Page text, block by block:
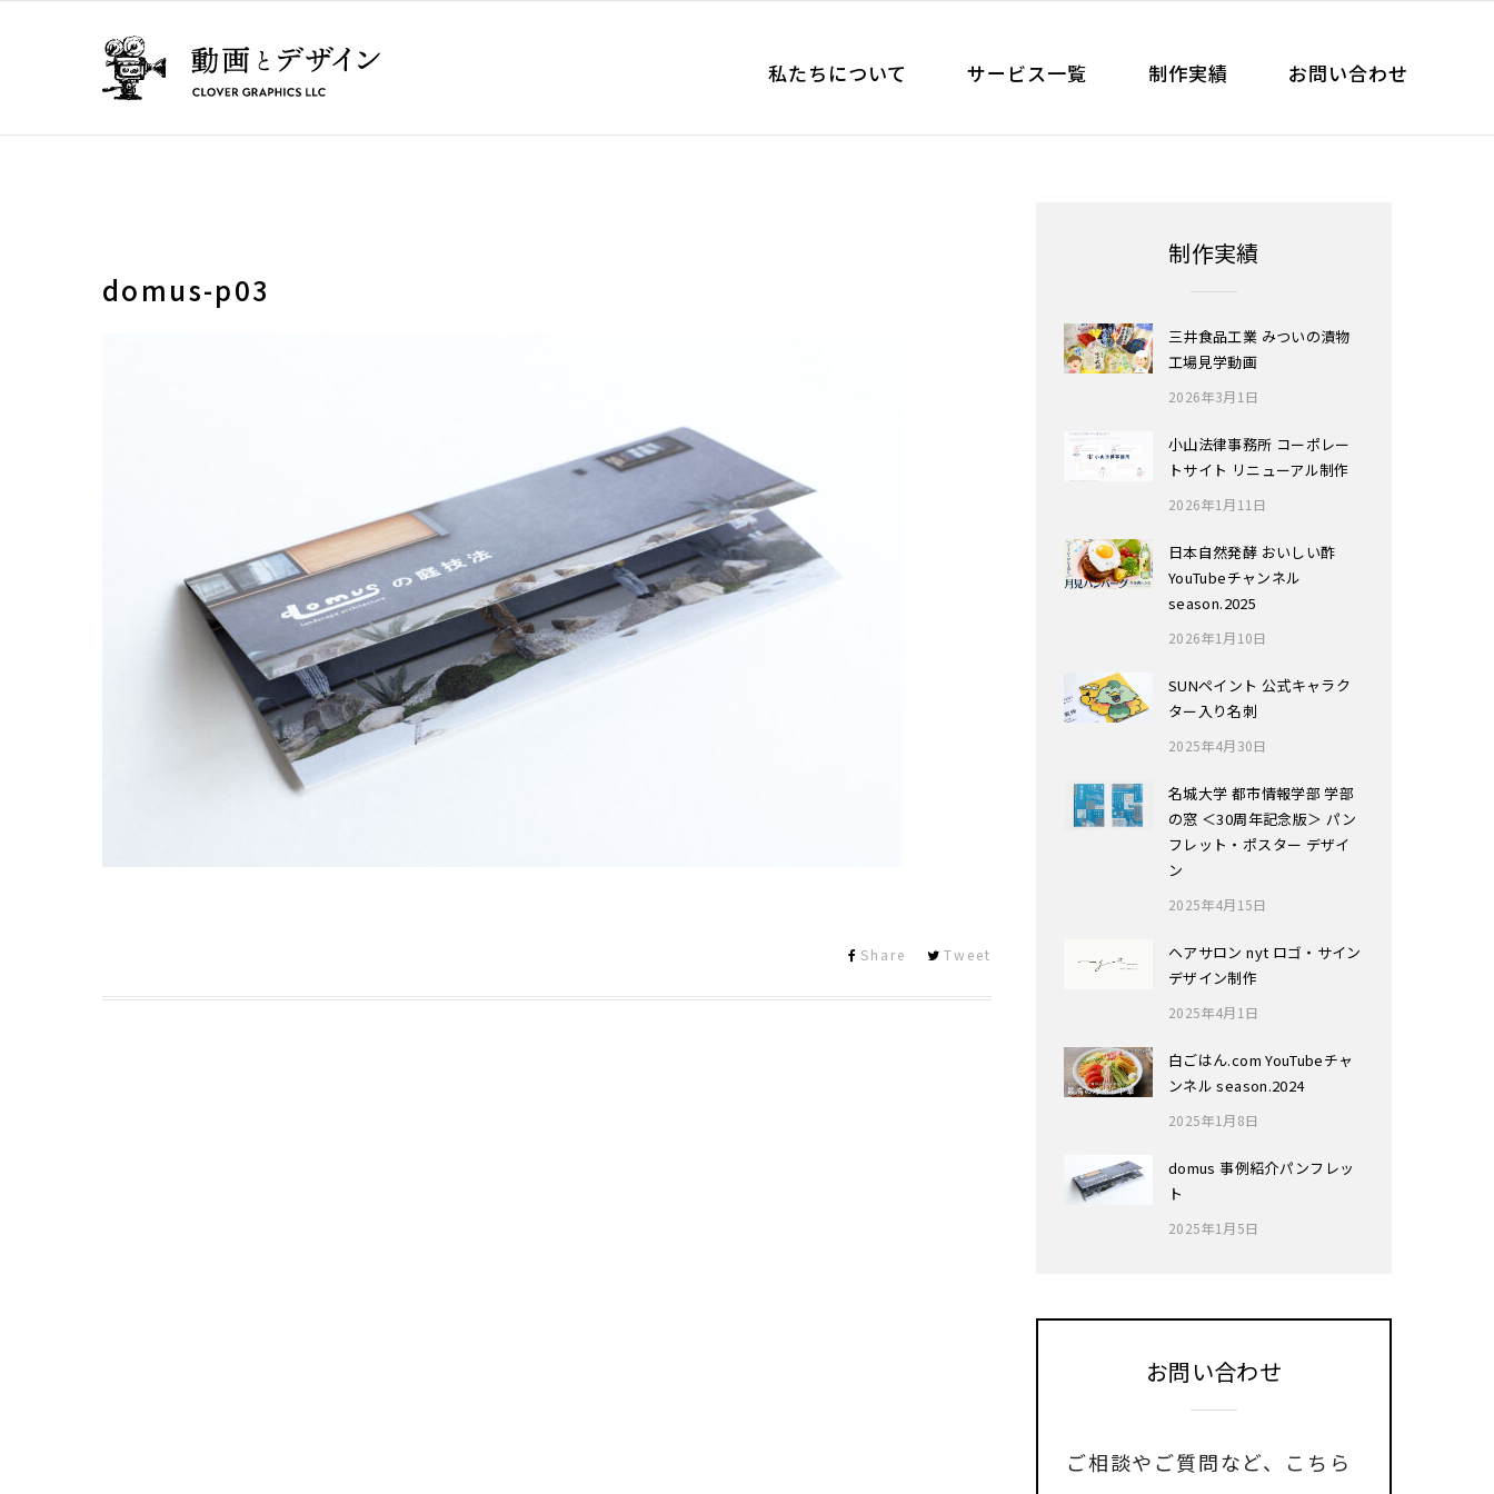
私たちについて サービス一覧 制作実績 お問い合わせ
domus-p03
Share Tweet
制作実績
三井食品工業 みついの漬物
工場見学動画
2026年3月1日
小山法律事務所 コーポレー
トサイト リニューアル制作
2026年1月11日
日本自然発酵 おいしい酢
YouTubeチャンネル
season.2025
2026年1月10日
SUNペイント 公式キャラク
ター入り名刺
2025年4月30日
名城大学 都市情報学部 学部
の窓 ＜30周年記念版＞ パン
フレット・ポスター デザイ
ン
2025年4月15日
ヘアサロン nyt ロゴ・サイン
デザイン制作
2025年4月1日
白ごはん.com YouTubeチャ
ンネル season.2024
2025年1月8日
domus 事例紹介パンフレッ
ト
2025年1月5日
お問い合わせ
ご相談やご質問など、
こちら